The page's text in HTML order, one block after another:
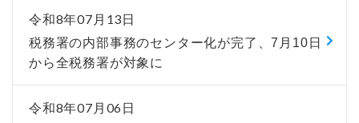
令和8年07月13日
税務署の内部事務のセンター化が完了、7月10日
から全税務署が対象に
令和8年07月06日